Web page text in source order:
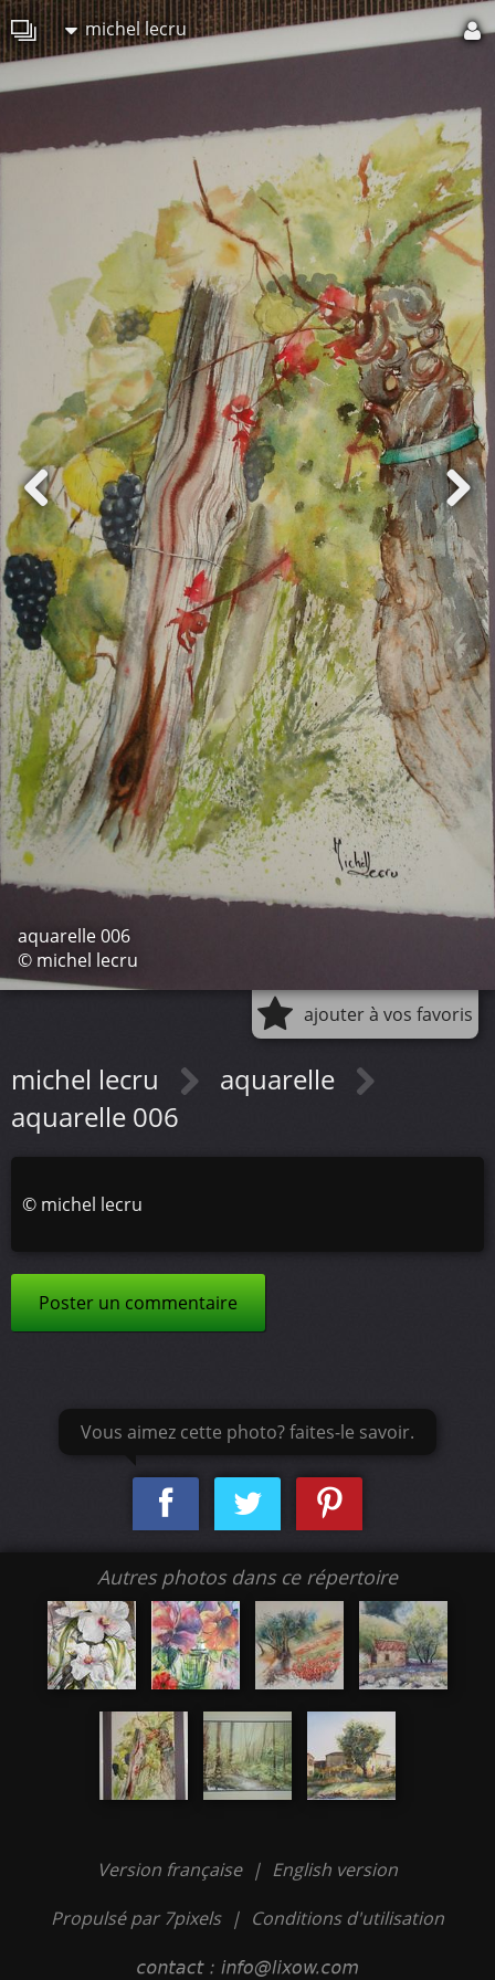
michel lecru
aquarelle 006
© michel lecru
ajouter à vos favoris
michel lecru
aquarelle
aquarelle 006
© michel lecru
Poster un commentaire
Vous aimez cette photo? faites-le savoir.
Autres photos dans ce répertoire
Version française | English version
Propulsé par 7pixels | Conditions d'utilisation